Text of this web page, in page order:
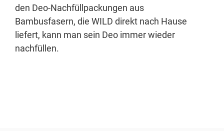
den Deo-Nachfüllpackungen aus
Bambusfasern, die WILD direkt nach Hause
liefert, kann man sein Deo immer wieder
nachfüllen.